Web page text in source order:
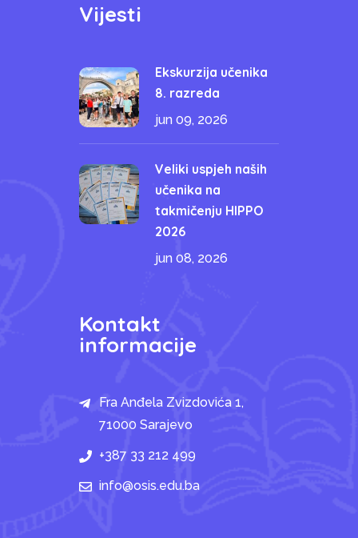
Vijesti
Ekskurzija učenika
8. razreda
jun 09, 2026
Veliki uspjeh naših
učenika na
takmičenju HIPPO
2026
jun 08, 2026
Kontakt
informacije
Fra Anđela Zvizdovića 1,
71000 Sarajevo
+387 33 212 499
info@osis.edu.ba